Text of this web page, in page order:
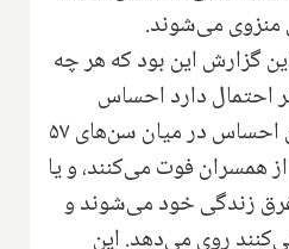
منزوی می‌شوند.
گزارش این بود که هر چه
احتمال دارد احساس
تنهایی کنند و بیشتر این احساس در میان سن‌های ۵۷
از همسران فوت می‌کنند، و یا
غرق زندگی خود می‌شوند و
روی می‌دهد. این